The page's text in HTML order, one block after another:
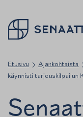
Palaa takaisin
Etusivu Ajankohtaista
käynnisti tarjouskilpailun